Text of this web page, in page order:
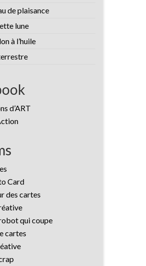
de plaisance
lune
à l’huile
d’ART
Card
des cartes
qui coupe
cartes